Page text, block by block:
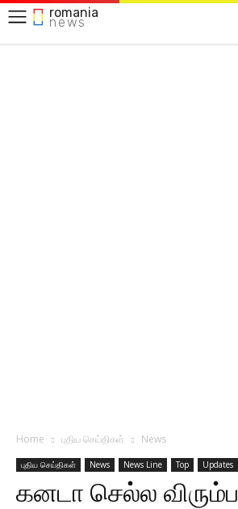
romania
news
Home புதிய செய்திகள் News
புதிய செய்திகள் News News Line Top Updates
கனடா செல்ல